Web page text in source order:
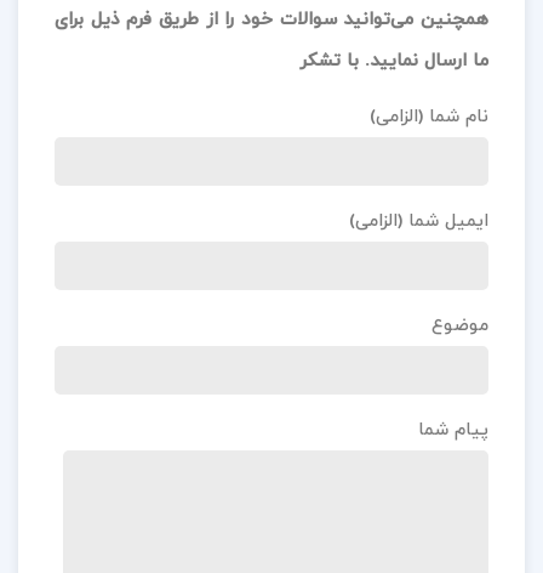
همچنین می‌توانید سوالات خود را از طریق فرم ذیل برای
ما ارسال نمایید. با تشکر
نام شما (الزامی)
ایمیل شما (الزامی)
موضوع
پیام شما